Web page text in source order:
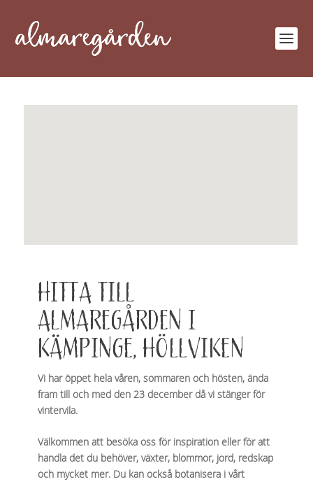
HITTA TILL
ALMAREGÅRDEN I
KÄMPINGE, HÖLLVIKEN
Vi har öppet hela våren, sommaren och hösten, ända
fram till och med den 23 december då vi stänger för
vintervila.
Välkommen att besöka oss för inspiration eller för att
handla det du behöver, växter, blommor, jord, redskap
och mycket mer. Du kan också botanisera i vårt